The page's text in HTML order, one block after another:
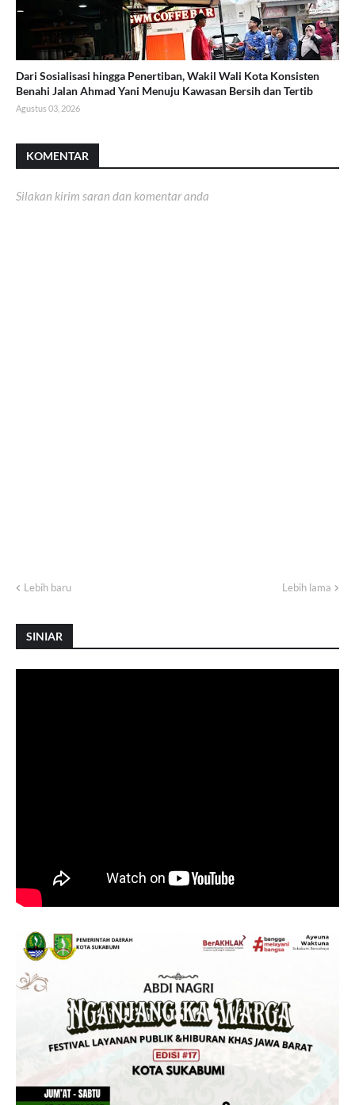
Dari Sosialisasi hingga Penertiban, Wakil Wali Kota Konsisten
Benahi Jalan Ahmad Yani Menuju Kawasan Bersih dan Tertib
Agustus 03, 2026
KOMENTAR
Silakan kirim saran dan komentar anda
Lebih baru Lebih lama
SINIAR